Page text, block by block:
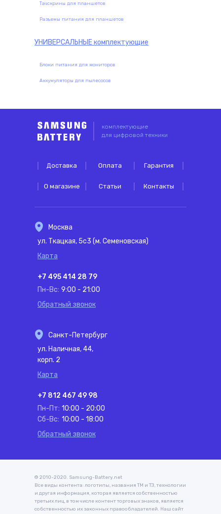
Тачскрины для планшетов
Разъемы питания для планшетов
УНИВЕРСАЛЬНЫЕкомплектующие
Блоки питания для мониторов
Аккумуляторы для пылесосов
комплектующие
для цифровой техники
Доставка Оплата Гарантия
О магазине Статьи Контакты
Москва
ул. Ткацкая, 5с3 (м. Семеновская)
Карта
+7 495 414 28 79
Пн-Вс: 9:00 - 21:00
Обратный звонок
Санкт-Петербург
ул. Наличная, 44,
корп. 2
Карта
+7 812 467 49 98
Пн-Пт: 10:00 - 20:00
Сб-Вс: 10:00 - 18:00
Обратный звонок
© 2010-2020. Samsung-Battery.net
Все виды контента: логотипы, названия ТМ и ТЗ, технологии
и другая информация, которая является собственностью
третьих лиц, в том числе контент торговых знаков, является
собственностью их законных правообладателей. Наш сайт